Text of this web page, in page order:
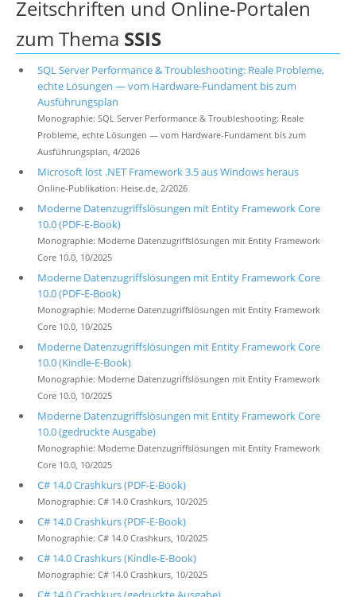
Zeitschriften und Online-Portalen
zum Thema SSIS
SQL Server Performance & Troubleshooting: Reale Probleme,
echte Lösungen — vom Hardware-Fundament bis zum
Ausführungsplan
Monographie: SQL Server Performance & Troubleshooting: Reale
Probleme, echte Lösungen — vom Hardware-Fundament bis zum
Ausführungsplan, 4/2026
Microsoft löst .NET Framework 3.5 aus Windows heraus
Online-Publikation: Heise.de, 2/2026
Moderne Datenzugriffslösungen mit Entity Framework Core
10.0 (PDF-E-Book)
Monographie: Moderne Datenzugriffslösungen mit Entity Framework
Core 10.0, 10/2025
Moderne Datenzugriffslösungen mit Entity Framework Core
10.0 (PDF-E-Book)
Monographie: Moderne Datenzugriffslösungen mit Entity Framework
Core 10.0, 10/2025
Moderne Datenzugriffslösungen mit Entity Framework Core
10.0 (Kindle-E-Book)
Monographie: Moderne Datenzugriffslösungen mit Entity Framework
Core 10.0, 10/2025
Moderne Datenzugriffslösungen mit Entity Framework Core
10.0 (gedruckte Ausgabe)
Monographie: Moderne Datenzugriffslösungen mit Entity Framework
Core 10.0, 10/2025
C# 14.0 Crashkurs (PDF-E-Book)
Monographie: C# 14.0 Crashkurs, 10/2025
C# 14.0 Crashkurs (PDF-E-Book)
Monographie: C# 14.0 Crashkurs, 10/2025
C# 14.0 Crashkurs (Kindle-E-Book)
Monographie: C# 14.0 Crashkurs, 10/2025